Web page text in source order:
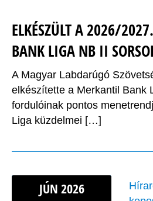
ELKÉSZÜLT A 2026/
BANK LIGA NB II
A Magyar Labdarúgó
elkészítette a Merkantil Bank
fordulóinak pontos
Liga küzdelmei […]
JÚN 2026